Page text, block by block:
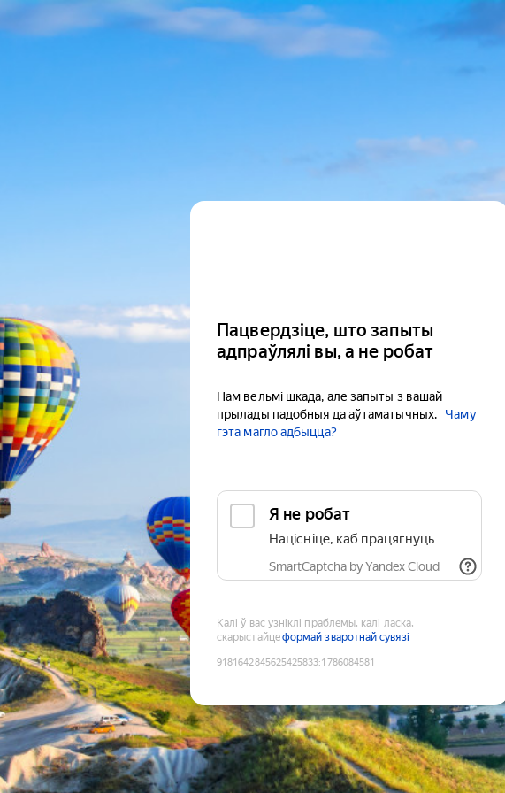
Пацвердзіце, што запыты
адпраўлялі вы, а не робат
Нам вельмі шкада, але запыты з вашай
прылады падобныя да аўтаматычных.
Чаму
гэта магло адбыцца?
Я не робат
Націсніце, каб працягнуць
SmartCaptcha by Yandex Cloud
Калі ў вас узніклі праблемы, калі ласка,
скарыстайцеформай зваротнай сувязі
9181642845625425833:1786084581